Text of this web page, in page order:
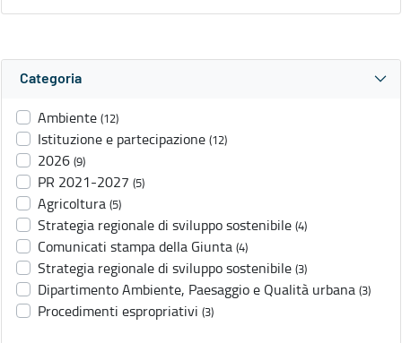
Categoria
Ambiente (12)
Istituzione e partecipazione (12)
2026 (9)
PR 2021-2027 (5)
Agricoltura (5)
Strategia regionale di sviluppo sostenibile (4)
Comunicati stampa della Giunta (4)
Strategia regionale di sviluppo sostenibile (3)
Dipartimento Ambiente, Paesaggio e Qualità urbana (3)
Procedimenti espropriativi (3)